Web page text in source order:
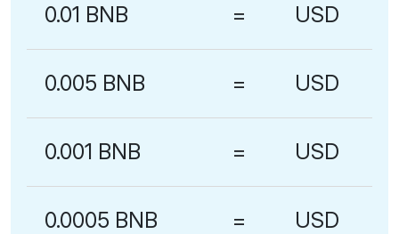
0.01 BNB = USD
0.005 BNB = USD
0.001 BNB = USD
0.0005 BNB = USD